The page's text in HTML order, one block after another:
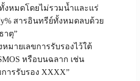
หมดโดยไม่รวมน้ำและแร่
สารอินทรีย์ทั้งหมดลบด้วย
าตุ”
หมายเลขการรับรองไว้ใต้
หรือบนฉลาก เช่น
ารรับรอง XXXX”